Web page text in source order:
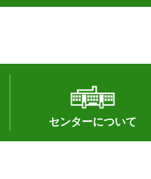
センターについて
所長あいさつ
組織（各部署へのリンク）
アクセス
沿革
所内の施設配置図